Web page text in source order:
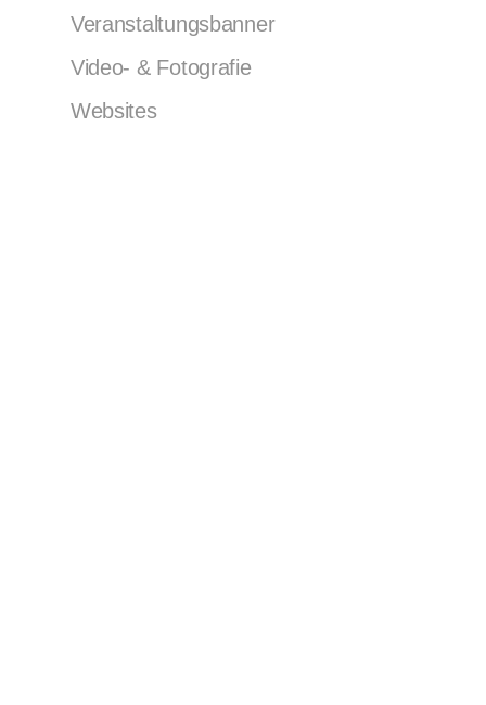
Veranstaltungsbanner
Video- & Fotografie
Websites